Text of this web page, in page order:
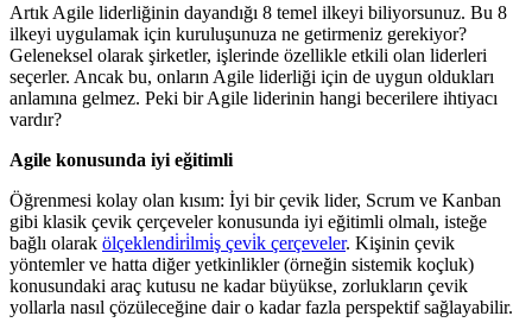
Artık Agile liderliğinin dayandığı 8 temel ilkeyi biliyorsunuz. Bu 8
ilkeyi uygulamak için kuruluşunuza ne getirmeniz gerekiyor?
Geleneksel olarak şirketler, işlerinde özellikle etkili olan liderleri
seçerler. Ancak bu, onların Agile liderliği için de uygun oldukları
anlamına gelmez. Peki bir Agile liderinin hangi becerilere ihtiyacı
vardır?
Agile konusunda iyi eğitimli
Öğrenmesi kolay olan kısım: İyi bir çevik lider, Scrum ve Kanban
gibi klasik çevik çerçeveler konusunda iyi eğitimli olmalı, isteğe
bağlı olarak ölçeklendi̇ri̇lmi̇ş çevi̇k çerçeveler. Kişinin çevik
yöntemler ve hatta diğer yetkinlikler (örneğin sistemik koçluk)
konusundaki araç kutusu ne kadar büyükse, zorlukların çevik
yollarla nasıl çözüleceğine dair o kadar fazla perspektif sağlayabilir.